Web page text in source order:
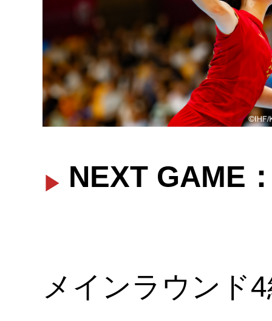
NEXT GAME
メインラウンド